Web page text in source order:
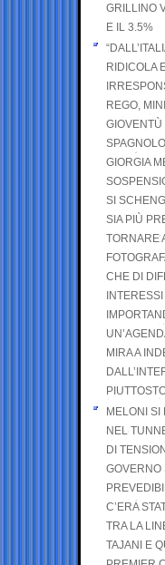
GRILLINO
E IL 3.5%
RIDICOLA
REGO,
GIORGIA
SI
SIA PIÙ
TORNARE
CHE DI
MIRA A
MELONI SI
NEL
DI
GOVERNO
C’ERA
TRA LA
TAJANI E